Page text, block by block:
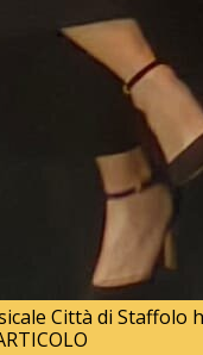
Città di Staffolo